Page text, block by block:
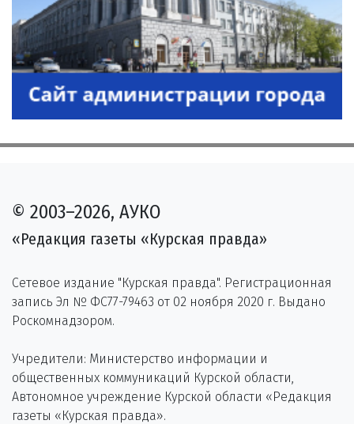
© 2003–2026, АУКО
«Редакция газеты «Курская правда»
Сетевое издание "Курская правда". Регистрационная
запись Эл № ФС77-79463 от 02 ноября 2020 г. Выдано
Роскомнадзором.
Учредители: Министерство информации и
общественных коммуникаций Курской области,
Автономное учреждение Курской области «Редакция
газеты «Курская правда».